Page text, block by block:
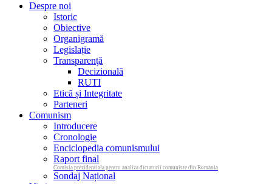
Despre noi
Istoric
Obiective
Organigramă
Legislație
Transparenţă
Decizională
RUTI
Etică și Integritate
Parteneri
Comunism
Introducere
Cronologie
Enciclopedia comunismului
Raport final
Comisia prezidentiala pentru analiza dictaturii comuniste din Romania
Sondaj Național